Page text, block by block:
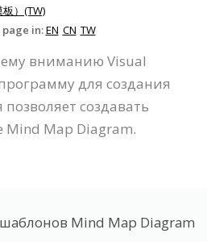
）(TW)
in:EN CN TW
вниманию Visual
для создания
создавать
Mind Map Diagram.
Mind Map Diagram